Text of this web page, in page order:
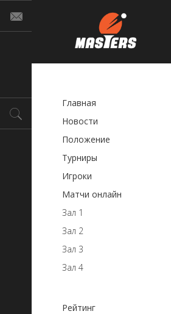
Главная
Новости
Положение
Турниры
Игроки
Матчи онлайн
Зал 1
Зал 2
Зал 3
Зал 4
Рейтинг